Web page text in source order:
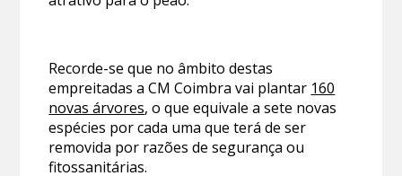
Recorde-se que no âmbito destas
empreitadas a CM Coimbra vai plantar 160
novas árvores, o que equivale a sete novas
espécies por cada uma que terá de ser
removida por razões de segurança ou
fitossanitárias.